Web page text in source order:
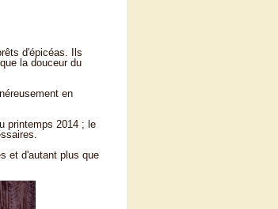
d'épicéas. Ils
la douceur du
en
printemps 2014 ; le
et d'autant plus que